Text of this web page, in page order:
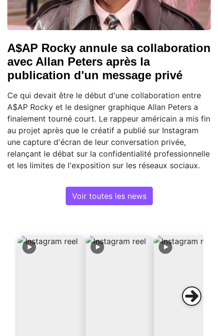
A$AP Rocky annule sa collaboration
avec Allan Peters après la
publication d'un message privé
Ce qui devait être le début d'une collaboration entre
A$AP Rocky et le designer graphique Allan Peters a
finalement tourné court. Le rappeur américain a mis fin
au projet après que le créatif a publié sur Instagram
une capture d'écran de leur conversation privée,
relançant le débat sur la confidentialité professionnelle
et les limites de l'exposition sur les réseaux sociaux.
Voir toutes les news